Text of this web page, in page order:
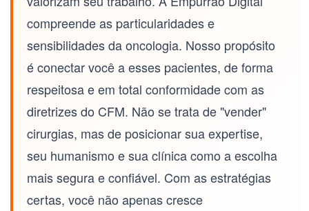
compreende as particularidades e
sensibilidades da oncologia. Nosso propósito
é conectar você a esses pacientes, de forma
respeitosa e em total conformidade com as
diretrizes do CFM. Não se trata de "vender"
cirurgias, mas de posicionar sua expertise,
seu humanismo e sua clínica como a escolha
mais segura e confiável. Com as estratégias
certas, você não apenas cresce